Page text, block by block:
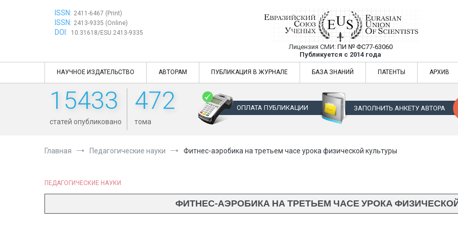
ISSN: 2411-6467 (Print)
ISSN: 2413-9335 (Online)
DOI: 10.31618/ESU.2413-9335
Евразийский Союз Ученых —
Лицензия СМИ: ПИ № ФС77-63060
Публикуется с 2014 года
Евразийский Союз Ученых — публикация научных статей в
НАУЧНОЕ ИЗДАТЕЛЬСТВО АВТОРАМ ПУБЛИКАЦИЯ В ЖУРНАЛЕ БАЗА ЗНАНИЙ ПАТЕНТЫ АРХИВ
15433
статей опубликовано
472
тома
ОПЛАТА ПУБЛИКАЦИИ ЗАПОЛНИТЬ АНКЕТУ АВТОРА
Главная Педагогические науки Фитнес-аэробика на третьем часе урока физической культуры
ПЕДАГОГИЧЕСКИЕ НАУКИ
ФИТНЕС-АЭРОБИКА НА ТРЕТЬЕМ ЧАСЕ УРОКА